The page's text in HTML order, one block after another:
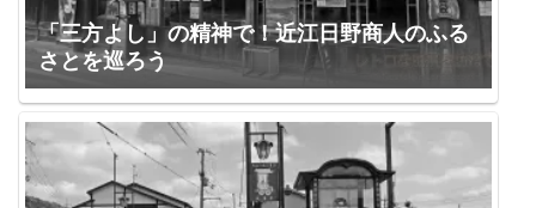
「三方よし」の精神で！近江日野商人のふる
さとを巡ろう